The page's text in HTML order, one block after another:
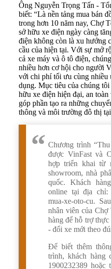
Ông Nguyễn Trọng Tấn -
biết: “Là nền tảng mua bán
trong hơn 10 năm nay, Chợ
sở hữu xe điện ngày càng
điện không còn là xu hướng
cầu của hiện tại. Với sự mở
cả xe máy và ô tô điện,
nhiều hơn cơ hội cho người
với chi phí tối ưu cùng nhiều
dụng. Mục tiêu của chúng
hữu xe điện hiện đại, an
góp phần tạo ra những
thông và môi trường đô thị
Chương trình
được VinFast và
hợp triển khai từ
showroom, nhà
quốc. Khách
online tại địa chỉ:
mua-xe-oto-cu.
nhân viên của Chợ
hàng để hỗ trợ
- đổi xe mới theo
Để biết thêm
trình, khách hàng
1900232389 hoặc